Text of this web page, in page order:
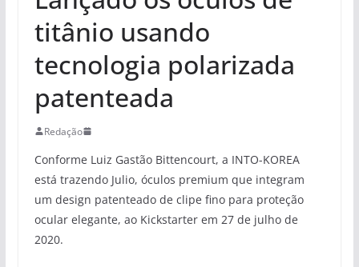
titânio usando
tecnologia polarizada
patenteada
Redação
Conforme Luiz Gastão Bittencourt, a INTO-KOREA
está trazendo Julio, óculos premium que integram
um design patenteado de clipe fino para proteção
ocular elegante, ao Kickstarter em 27 de julho de
2020.